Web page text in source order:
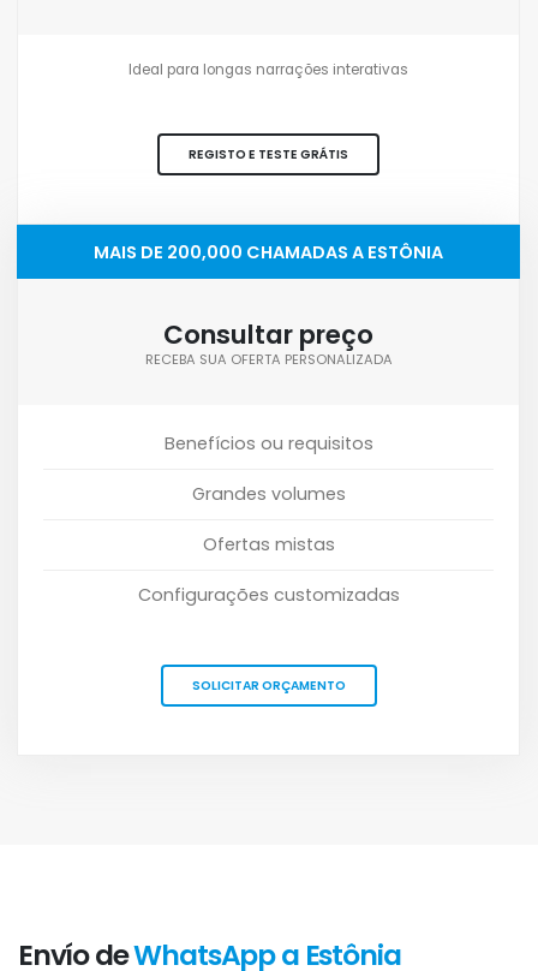
Ideal para longas narrações interativas
REGISTO E TESTE GRÁTIS
MAIS DE 200,000 CHAMADAS A ESTÔNIA
Consultar preço
RECEBA SUA OFERTA PERSONALIZADA
Benefícios ou requisitos
Grandes volumes
Ofertas mistas
Configurações customizadas
SOLICITAR ORÇAMENTO
Envío deWhatsApp a Estônia